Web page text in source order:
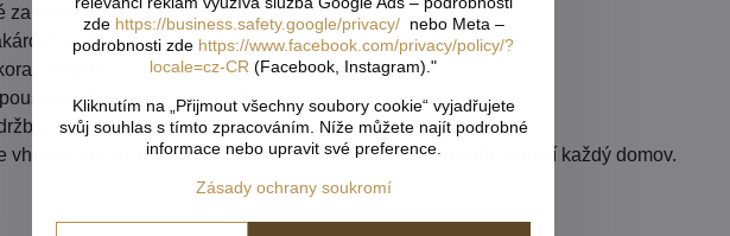
zakončení pro elegantní vzhled
materiál
vzor
světlo, zachovává soukromí
dlouhá životnost
vhodná jak do klasických, tak moderních interiérů a skvěle doplní každý domov.
zde https://business.safety.google/privacy/nebo Meta –
podrobnosti zde https://www.facebook.com/privacy/policy/?
locale=cz-CR (Facebook, Instagram)."
Kliknutím na „Přijmout všechny soubory cookie“ vyjadřujete
svůj souhlas s tímto zpracováním. Níže můžete najít podrobné
informace nebo upravit své preference.
Zásady ochrany soukromí